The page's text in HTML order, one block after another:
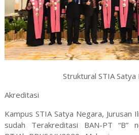
Struktural STIA Satya
Akreditasi
Kampus STIA Satya Negara, Jurusan
sudah Terakreditasi BAN-PT “B”